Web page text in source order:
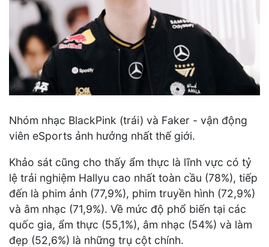
Nhóm nhạc BlackPink (trái) và Faker - vận động
viên eSports ảnh hưởng nhất thế giới.
Khảo sát cũng cho thấy ẩm thực là lĩnh vực có tỷ
lệ trải nghiệm Hallyu cao nhất toàn cầu (78%), tiếp
đến là phim ảnh (77,9%), phim truyền hình (72,9%)
và âm nhạc (71,9%). Về mức độ phổ biến tại các
quốc gia, ẩm thực (55,1%), âm nhạc (54%) và làm
đẹp (52,6%) là những trụ cột chính.